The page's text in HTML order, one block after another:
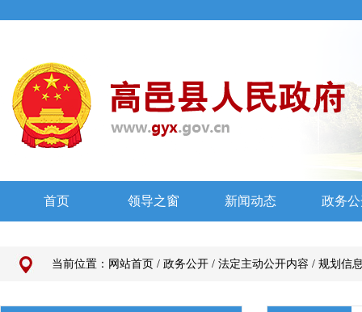
当前位置： 网站首页 / 政务公开 / 法定主动公开内容 / 规划信